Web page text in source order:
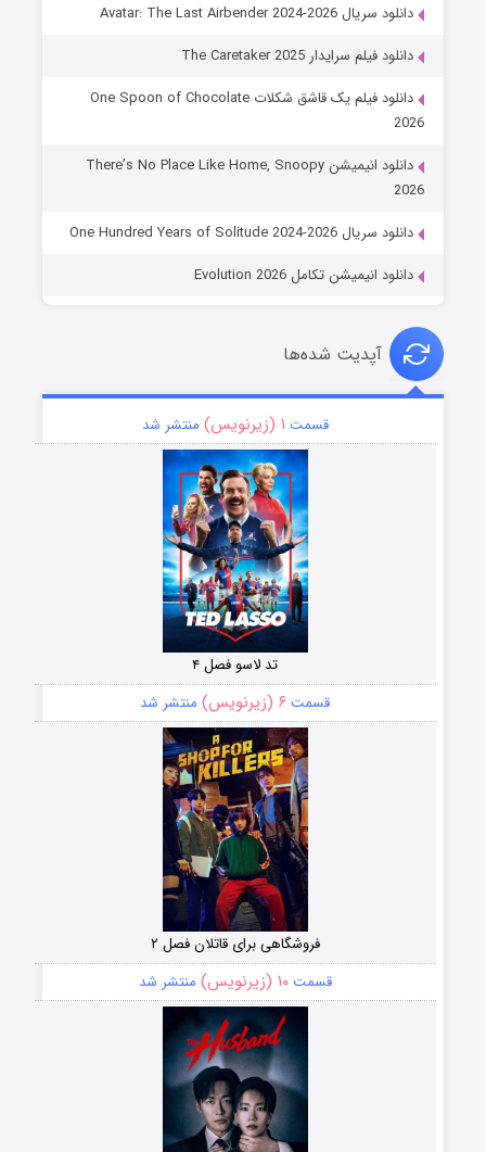
دانلود سریال Avatar: The Last Airbender 2024-2026
دانلود فیلم سرایدار The Caretaker 2025
دانلود فیلم یک قاشق شکلات One Spoon of Chocolate
2026
دانلود انیمیشن There’s No Place Like Home, Snoopy
2026
دانلود سریال One Hundred Years of Solitude 2024-2026
دانلود انیمیشن تکامل Evolution 2026
آپدیت شده‌ها
قسمت ۱ (زیرنویس) منتشر شد
تد لاسو فصل ۴
قسمت ۶ (زیرنویس) منتشر شد
فروشگاهی برای قاتلان فصل ۲
قسمت۱۰ (زیرنویس) منتشر شد